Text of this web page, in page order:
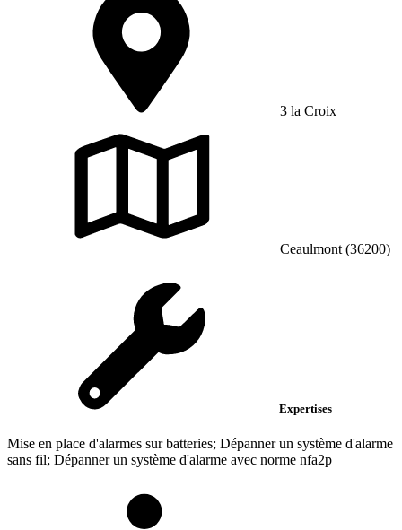
3 la Croix
Ceaulmont (36200)
Expertises
Mise en place d'alarmes sur batteries; Dépanner un système d'alarme
sans fil; Dépanner un système d'alarme avec norme nfa2p